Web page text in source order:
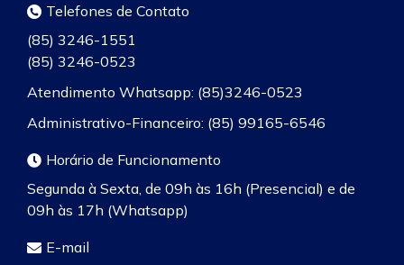
Telefones de Contato
(85) 3246-1551
(85) 3246-0523
Atendimento Whatsapp: (85)3246-0523
Administrativo-Financeiro: (85) 99165-6546
Horário de Funcionamento
Segunda à Sexta, de 09h às 16h (Presencial) e de
09h às 17h (Whatsapp)
E-mail